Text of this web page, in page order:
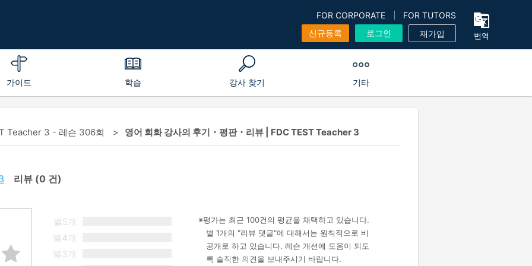
FOR CORPORATE
FOR TUTORS
신규등록
로그인 재가입 번역
가이드 학습 강사 찾기 기타
Teacher 3 - 레슨 306회 영어 회화 강사의 후기・평판・리뷰 | FDC TEST Teacher 3
리뷰 (0 건)
별5개
별4개
별3개
평가는 최근 100건의 평균을 채택하고 있습니다.
별 1개의 "리뷰 댓글"에 대해서는 원칙적으로 비
공개로 하고 있습니다. 레슨 개선에 도움이 되도
록 솔직한 의견을 보내주시기 바랍니다.